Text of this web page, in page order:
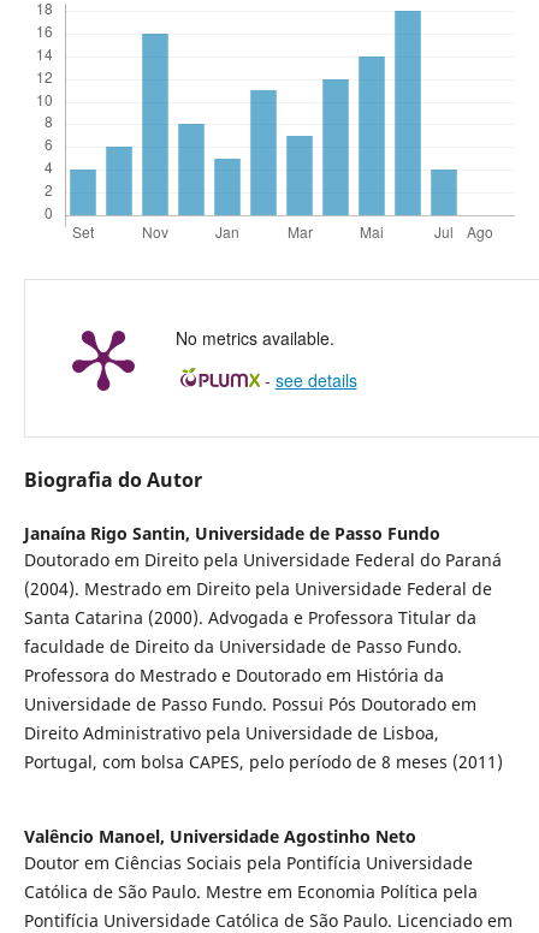
No metrics available.
- see details
Biografia do Autor
Janaína Rigo Santin, Universidade de Passo Fundo
Doutorado em Direito pela Universidade Federal do Paraná
(2004). Mestrado em Direito pela Universidade Federal de
Santa Catarina (2000). Advogada e Professora Titular da
faculdade de Direito da Universidade de Passo Fundo.
Professora do Mestrado e Doutorado em História da
Universidade de Passo Fundo. Possui Pós Doutorado em
Direito Administrativo pela Universidade de Lisboa,
Portugal, com bolsa CAPES, pelo período de 8 meses (2011)
Valêncio Manoel, Universidade Agostinho Neto
Doutor em Ciências Sociais pela Pontifícia Universidade
Católica de São Paulo. Mestre em Economia Política pela
Pontifícia Universidade Católica de São Paulo. Licenciado em